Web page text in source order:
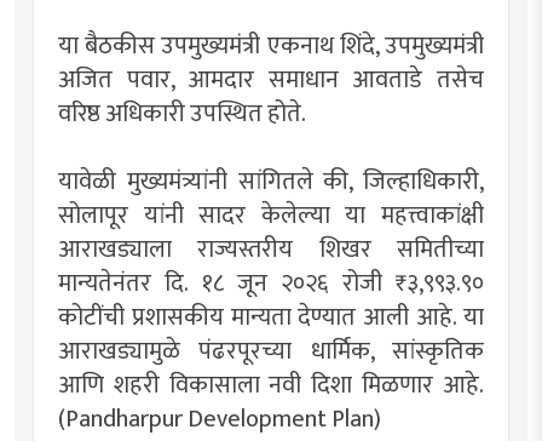
या बैठकीस उपमुख्यमंत्री एकनाथ शिंदे, उपमुख्यमंत्री
अजित पवार, आमदार समाधान आवताडे तसेच
वरिष्ठ अधिकारी उपस्थित होते.
यावेळी मुख्यमंत्र्यांनी सांगितले की, जिल्हाधिकारी,
सोलापूर यांनी सादर केलेल्या या महत्त्वाकांक्षी
आराखड्याला राज्यस्तरीय शिखर समितीच्या
मान्यतेनंतर दि. १८ जून २०२६ रोजी ₹३,९९३.९०
कोटींची प्रशासकीय मान्यता देण्यात आली आहे. या
आराखड्यामुळे पंढरपूरच्या धार्मिक, सांस्कृतिक
आणि शहरी विकासाला नवी दिशा मिळणार आहे.
(Pandharpur Development Plan)